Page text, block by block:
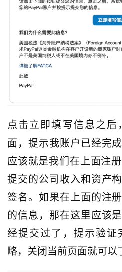
A
航
登录
点击立即填写信息之
面，提示我账户已经完
应该就是我们在上面注
提交的公司收入和资产
签名。如果在上面的注
的信息，那在这里应该
经提交过了，提示验证
略，关闭当前页面就可以